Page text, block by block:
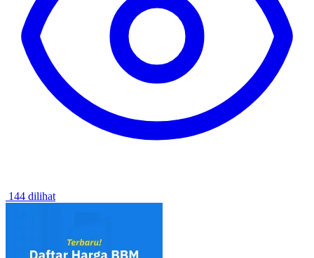
144 dilihat